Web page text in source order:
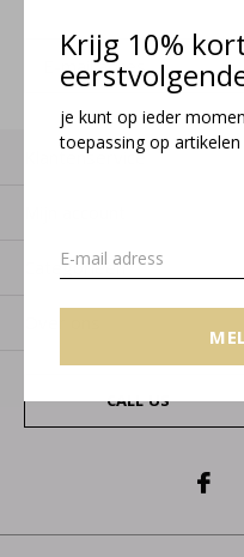
Krijg 10%
je kunt op ieder
toepassing op artikelen
Klantenservice
Categorieën
CALL US